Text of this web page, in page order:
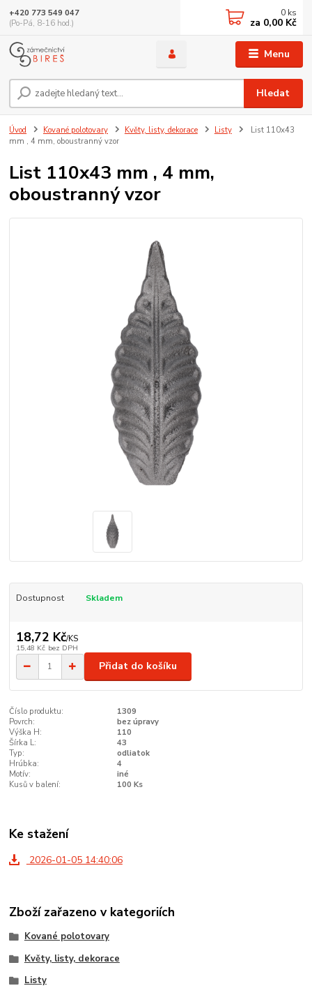
Menu
Hledat
+420 773 549 047
(Po-Pá, 8-16 hod.)
0 ks
za 0,00 Kč
Úvod Kované polotovary Květy, listy, dekorace Listy
List 110x43
mm , 4 mm, oboustranný vzor
List 110x43 mm , 4 mm,
oboustranný vzor
Dostupnost Skladem
18,72 Kč/KS
15,48 Kč bez DPH
Přidat do košíku
Číslo produktu:
1309
Povrch:
bez úpravy
Výška H:
110
Šírka L:
43
Typ:
odliatok
Hrúbka:
4
Motív:
iné
Kusů v balení:
100 Ks
Ke stažení
2026-01-05 14:40:06
Zboží zařazeno v kategoriích
Kované polotovary
Květy, listy, dekorace
Listy